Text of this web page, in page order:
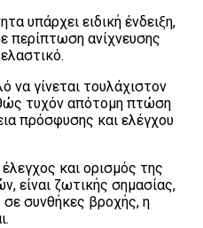
υπάρχει ειδική ένδειξη,
περίπτωση ανίχνευσης
να γίνεται τουλάχιστον
τυχόν απότομη πτώση
πρόσφυσης και ελέγχου
έλεγχος και ορισμός της
είναι ζωτικής σημασίας,
συνθήκες βροχής, η